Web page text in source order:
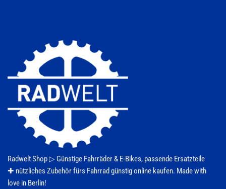
Radwelt Shop ▷ Günstige Fahrräder & E-Bikes, passende Ersatzteile
✚ nützliches Zubehör fürs Fahrrad günstig online kaufen. Made with
love in Berlin!